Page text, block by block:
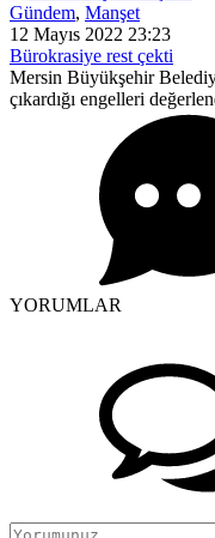
Gündem, Manşet
12 Mayıs 2022 23:23
Bürokrasiye rest çekti
Mersin Büyükşehir
çıkardığı engelleri
YORUMLAR